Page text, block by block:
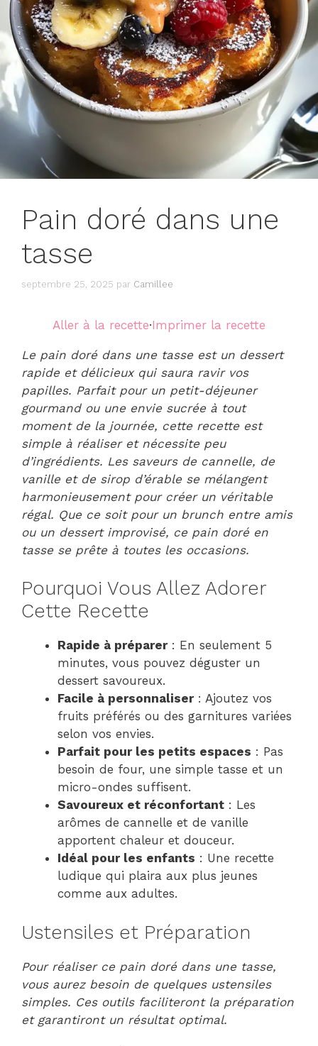
Pain doré dans une
tasse
septembre 25, 2025 par Camillee
Aller à la recette·Imprimer la recette
Le pain doré dans une tasse est un dessert
rapide et délicieux qui saura ravir vos
papilles. Parfait pour un petit-déjeuner
gourmand ou une envie sucrée à tout
moment de la journée, cette recette est
simple à réaliser et nécessite peu
d’ingrédients. Les saveurs de cannelle, de
vanille et de sirop d’érable se mélangent
harmonieusement pour créer un véritable
régal. Que ce soit pour un brunch entre amis
ou un dessert improvisé, ce pain doré en
tasse se prête à toutes les occasions.
Pourquoi Vous Allez Adorer
Cette Recette
Rapide à préparer: En seulement 5
minutes, vous pouvez déguster un
dessert savoureux.
Facile à personnaliser: Ajoutez vos
fruits préférés ou des garnitures variées
selon vos envies.
Parfait pour les petits espaces : Pas
besoin de four, une simple tasse et un
micro-ondes suffisent.
Savoureux et réconfortant : Les
arômes de cannelle et de vanille
apportent chaleur et douceur.
Idéal pour les enfants : Une recette
ludique qui plaira aux plus jeunes
comme aux adultes.
Ustensiles et Préparation
Pour réaliser ce pain doré dans une tasse,
vous aurez besoin de quelques ustensiles
simples. Ces outils faciliteront la préparation
et garantiront un résultat optimal.